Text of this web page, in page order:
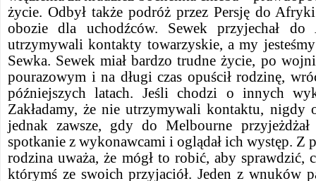
życie. Odbył także podróż przez Persję do
obozie dla uchodźców. Sewek przyjechał
utrzymywali kontakty towarzyskie, a my
Sewka. Sewek miał bardzo trudne życie, po
pourazowym i na długi czas opuścił rodzinę,
późniejszych latach. Jeśli chodzi o innych
Zakładamy, że nie utrzymywali kontaktu, nigdy
jednak zawsze, gdy do Melbourne
spotkanie z wykonawcami i oglądał ich występ. Z
rodzina uważa, że mógł to robić, aby sprawdzić,
którymś ze swoich przyjaciół. Jeden z wnuków